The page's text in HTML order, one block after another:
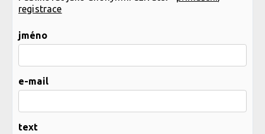
registrace
jméno
e-mail
text